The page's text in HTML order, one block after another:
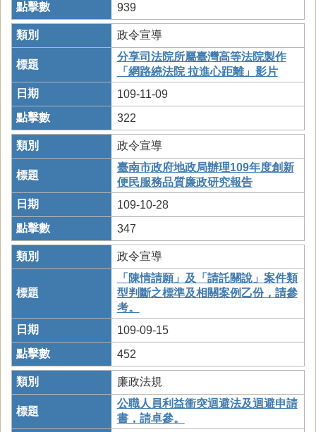
939
政令宣導
分享司法院所屬臺灣高等法院製作
「網路繞法院 拉進心距離」影片
109-11-09
322
政令宣導
臺南市政府地政局辦理109年度創新
便民服務品質廉政研究報告
109-10-28
347
政令宣導
「陳情請願」及「請託關說」案件類
型判斷之標準及相關案例乙份，請參
考。
109-09-15
452
廉政法規
公職人員利益衝突迴避法及迴避申請
書，請卓參。